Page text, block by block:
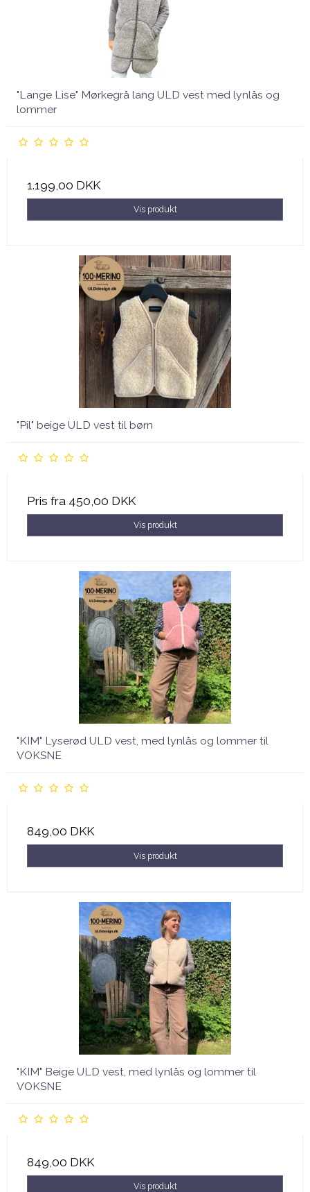
"Lange Lise" Mørkegrå lang ULD vest med lynlås og
lommer
1.199,00 DKK
Vis produkt
"Pil" beige ULD vest til børn
Pris fra 450,00 DKK
Vis produkt
"KIM" Lyserød ULD vest, med lynlås og lommer til
VOKSNE
849,00 DKK
Vis produkt
"KIM" Beige ULD vest, med lynlås og lommer til
VOKSNE
849,00 DKK
Vis produkt